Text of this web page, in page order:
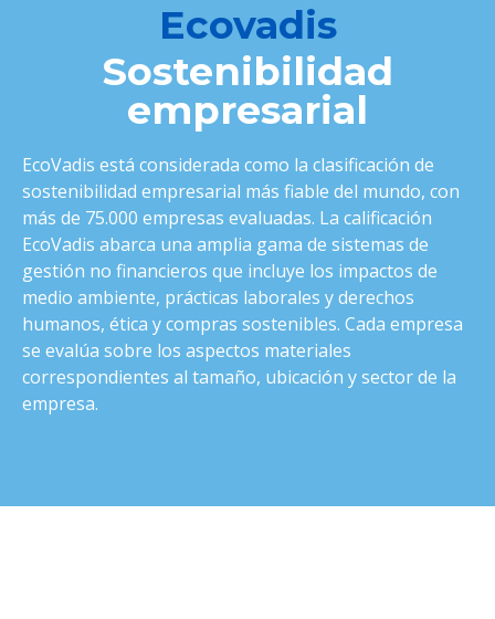
Ecovadis
Sostenibilidad
empresarial
EcoVadis está considerada como la clasificación de
sostenibilidad empresarial más fiable del mundo, con
más de 75.000 empresas evaluadas. La calificación
EcoVadis abarca una amplia gama de sistemas de
gestión no financieros que incluye los impactos de
medio ambiente, prácticas laborales y derechos
humanos, ética y compras sostenibles. Cada empresa
se evalúa sobre los aspectos materiales
correspondientes al tamaño, ubicación y sector de la
empresa.